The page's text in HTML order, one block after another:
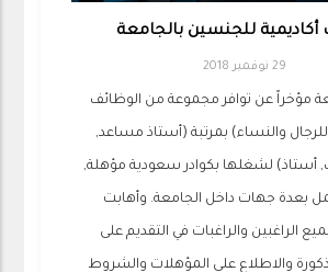
للجنسين بالجامعة
29 نوفمبر 2018
مؤخراً عن توافر مجموعة من الوظائف
(للرجال والنساء) بمرتبة (أستاذ مساعد,
أستاذ) لشغلها بكوادر سعودية مؤهلة,
بعدة جهات داخل الجامعة. وأهابت
الراغبين والراغبات في التقديم على
والاطلاع على المؤهلات والشروط